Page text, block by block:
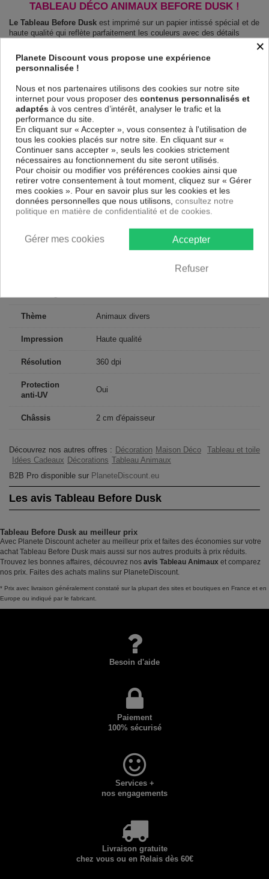
TABLEAU DÉCO ANIMAUX BEFORE DUSK !
Le Tableau Before Dusk est imprimé sur un papier intissé spécial et de
haute qualité qui reflète parfaitement les couleurs avec des détails
une toile tendue sur un châssis fait de matériaux respectueux de
l'environnement, vous pourrez suspendre le tableau immédiatement
sans avoir à l'encadrer.
Le Tableau Animaux Before Duskest résistant aux rayons UV,
inodore et 100 % sûr, parfait même pour la chambre à coucher et la
chambre des enfants.
Notre large choix de tableaux tendances et modernes constituent un
moyen simple et pas cher de donner une nouvelle touche à vos
intérieurs, il y en a pour tous les goût.
Descriptif technique
Matériaux MDF
Thème Animaux divers
Impression Haute qualité
Résolution 360 dpi
Protection
anti-UV
Oui
Châssis 2 cm d'épaisseur
Découvrez nos autres offres : Décoration Maison Déco
Tableau et toile
Idées Cadeaux Décorations Tableau Animaux
B2B Pro disponible sur PlaneteDiscount.eu
Les avis Tableau Before Dusk
Tableau Before Dusk au meilleur prix
Avec Planete Discount acheter au meilleur prix et faites des économies sur votre
achat Tableau Before Dusk mais aussi sur nos autres produits à prix réduits.
Trouvez les bonnes affaires, découvrez nos avis Tableau Animaux et comparez
nos prix. Faites des achats malins sur PlaneteDiscount.
* Prix avec livraison généralement constaté sur la plupart des sites et boutiques en France et en
Europe ou indiqué par le fabricant.
Besoin d'aide
Paiement
100% sécurisé
Services +
nos engagements
Livraison gratuite
chez vous ou en Relais dès 60€
×
Planete Discount vous propose une expérience
personnalisée !
Nous et nos partenaires utilisons des cookies sur notre site
internet pour vous proposer des contenus personnalisés et
adaptés à vos centres d’intérêt, analyser le trafic et la
performance du site.
En cliquant sur « Accepter », vous consentez à l'utilisation de
tous les cookies placés sur notre site. En cliquant sur «
Continuer sans accepter », seuls les cookies strictement
nécessaires au fonctionnement du site seront utilisés.
Pour choisir ou modifier vos préférences cookies ainsi que
retirer votre consentement à tout moment, cliquez sur « Gérer
mes cookies ». Pour en savoir plus sur les cookies et les
données personnelles que nous utilisons, consultez notre
politique en matière de confidentialité et de cookies.
Accepter
Refuser
Gérer mes cookies